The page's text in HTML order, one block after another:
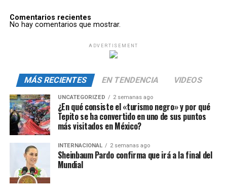
Comentarios recientes
No hay comentarios que mostrar.
ADVERTISEMENT
MÁS RECIENTES EN TENDENCIA VIDEOS
UNCATEGORIZED 2 semanas ago
¿En qué consiste el «turismo negro» y por qué
Tepito se ha convertido en uno de sus puntos
más visitados en México?
INTERNACIONAL 2 semanas ago
Sheinbaum Pardo confirma que irá a la final del
Mundial